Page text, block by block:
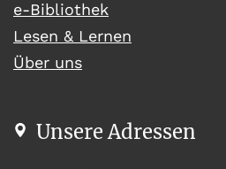
e-Bibliothek
Lesen & Lernen
Über uns
Unsere Adressen